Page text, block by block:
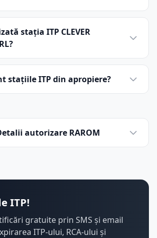
stația ITP CLEVER
stațiile ITP din apropiere?
autorizare RAROM
ITP!
gratuite prin SMS și email
ITP-ului, RCA-ului și